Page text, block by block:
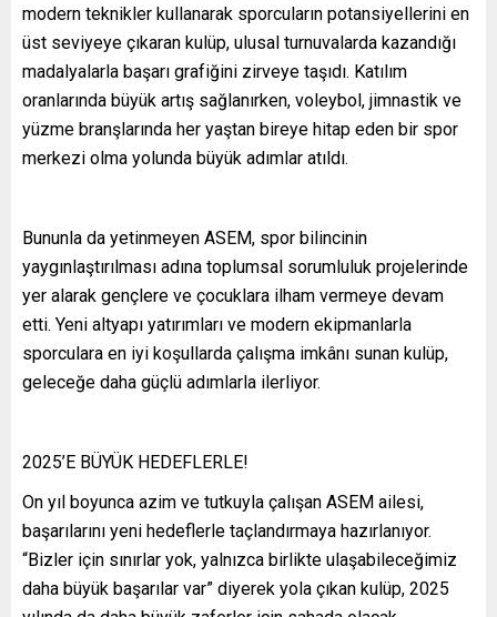
modern teknikler kullanarak sporcuların potansiyellerini en
üst seviyeye çıkaran kulüp, ulusal turnuvalarda kazandığı
madalyalarla başarı grafiğini zirveye taşıdı. Katılım
oranlarında büyük artış sağlanırken, voleybol, jimnastik ve
yüzme branşlarında her yaştan bireye hitap eden bir spor
merkezi olma yolunda büyük adımlar atıldı.
Bununla da yetinmeyen ASEM, spor bilincinin
yaygınlaştırılması adına toplumsal sorumluluk projelerinde
yer alarak gençlere ve çocuklara ilham vermeye devam
etti. Yeni altyapı yatırımları ve modern ekipmanlarla
sporculara en iyi koşullarda çalışma imkânı sunan kulüp,
geleceğe daha güçlü adımlarla ilerliyor.
2025’E BÜYÜK HEDEFLERLE!
On yıl boyunca azim ve tutkuyla çalışan ASEM ailesi,
başarılarını yeni hedeflerle taçlandırmaya hazırlanıyor.
“Bizler için sınırlar yok, yalnızca birlikte ulaşabileceğimiz
daha büyük başarılar var” diyerek yola çıkan kulüp, 2025